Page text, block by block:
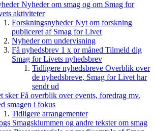
Nyheder om smag og om Smag for
aktiviteter
ForskningsnyhederNyt om forskning
publiceret af Smag for Livet
Nyheder om undervisning
Få nyhedsbrev 1 x pr måned Tilmeld dig
Smag for Livets nyhedsbrev
Tidligere nyhedsbreve Overblik over
de nyhedsbreve, Smag for Livet har
sendt ud
skerFå overblik over events, foredrag mv.
smagen i fokus
Tidligere arrangementer
Smagsklummen og andre tekster om smag